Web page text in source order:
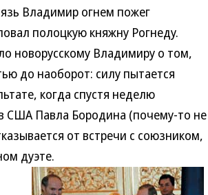
Владимир огнем пожег
полоцкую княжну Рогнеду.
новорусскому Владимиру о том,
до наоборот: силу пытается
когда спустя неделю
США Павла Бородина (почему-то не
от встречи с союзником,
дуэте.